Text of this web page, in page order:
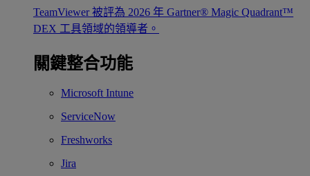
TeamViewer 被評為 2026 年 Gartner® Magic Quadrant™
DEX 工具領域的領導者。
關鍵整合功能
Microsoft Intune
ServiceNow
Freshworks
Jira